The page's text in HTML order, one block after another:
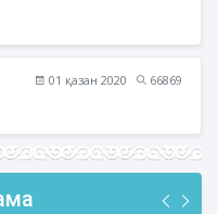
01 қазан 2020
66869